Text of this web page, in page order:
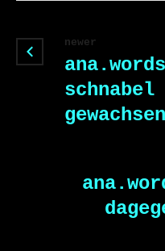
newer